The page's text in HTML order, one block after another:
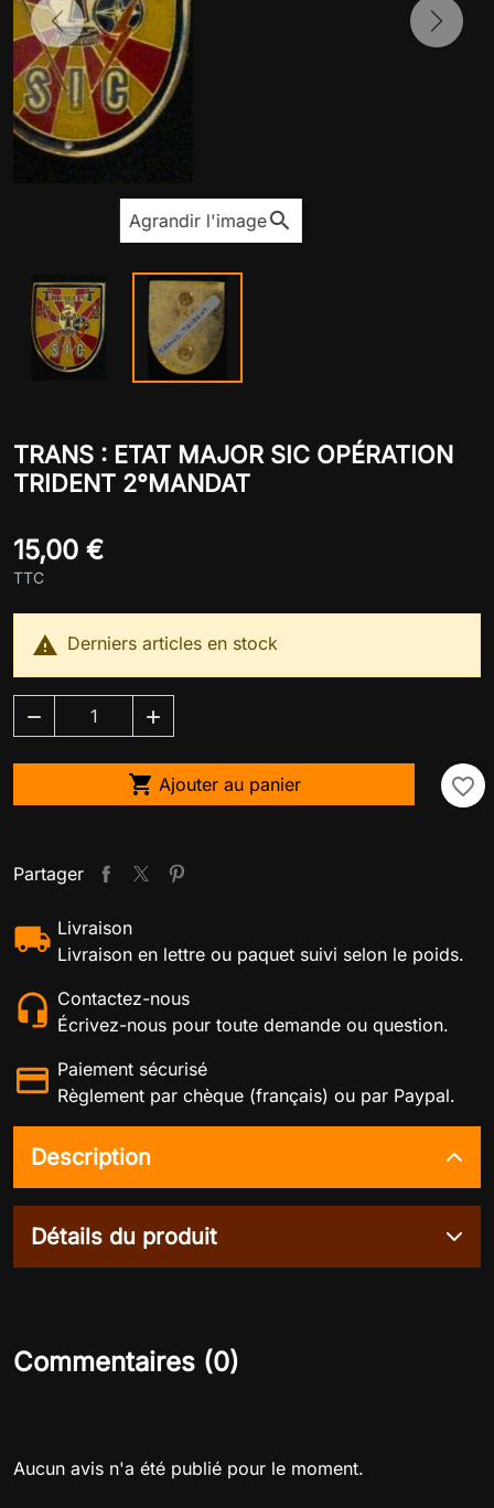
Previous Next
TRANS : ETAT MAJOR SIC OPÉRATION
TRIDENT 2°MANDAT
15,00 €
TTC
 Derniers articles en stock
 
 Ajouter au panier favorite_border
Partager
Livraison
Livraison en lettre ou paquet suivi selon le poids.
Contactez-nous
Écrivez-nous pour toute demande ou question.
Paiement sécurisé
Règlement par chèque (français) ou par Paypal.
Description
Détails du produit
Commentaires (0)
Aucun avis n'a été publié pour le moment.